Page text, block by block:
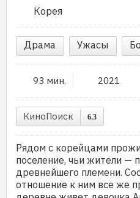
Корея
Драма Ужасы
93 мин. 2021
КиноПоиск 6.3
Рядом с корейцами
поселение, чьи жители —
древнейшего племени.
отношение к ним все же